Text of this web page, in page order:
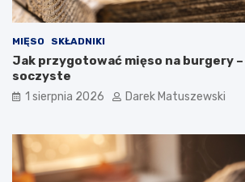
MIĘSO SKŁADNIKI
Jak przygotować mięso na burgery –
soczyste
1 sierpnia 2026 Darek Matuszewski